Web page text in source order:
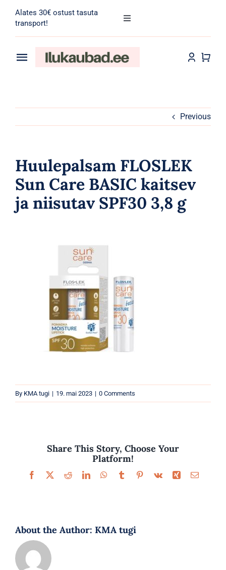
content
Alates 30€ ostust tasuta
transport!
Toggle
for:
Toggle
Meik
Tarvikud
Eripakkumised
Previous
Huulepalsam FLOSLEK
Sun Care BASIC kaitsev
ja niisutav SPF30 3,8 g
By KMA tugi | 19. mai 2023 | 0 Comments
Share This Story, Choose Your
Platform!
Facebook
X RedditLinkedInWhatsApp
TumblrPinterest
Vk Xing Email
About the Author: KMA tugi